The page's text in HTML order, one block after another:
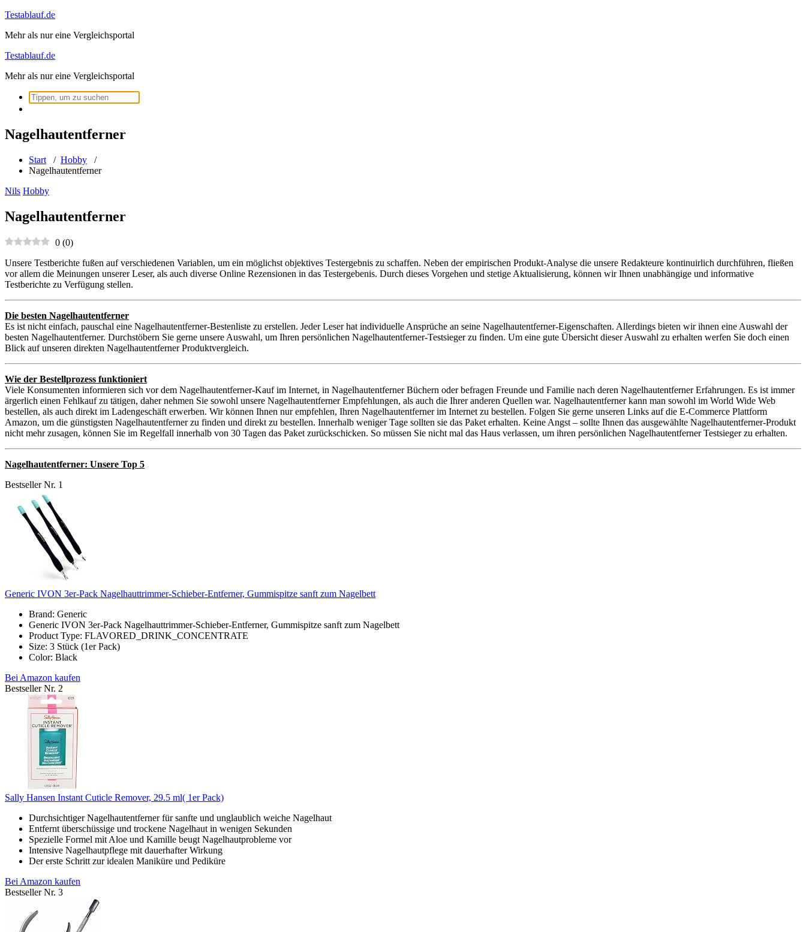
Zum
springen
Testablauf.de
Mehr als nur eine Vergleichsportal
Testablauf.de
Mehr als nur eine Vergleichsportal
Suchen
nach:
Nagelhautentferner
Start / Hobby /
Nagelhautentferner
Nils Hobby
Nagelhautentferner
0 (0)
Unsere Testberichte fußen auf verschiedenen Variablen, um ein möglichst objektives Testergebnis zu schaffen. Neben der empirischen Produkt-Analyse die unsere Redakteure kontinuirlich durchführen, fließen
vor allem die Meinungen unserer Leser, als auch diverse Online Rezensionen in das Testergebenis. Durch dieses Vorgehen und stetige Aktualisierung, können wir Ihnen unabhängige und informative
Testberichte zu Verfügung stellen.
Die besten Nagelhautentferner
Es ist nicht einfach, pauschal eine Nagelhautentferner-Bestenliste zu erstellen. Jeder Leser hat individuelle Ansprüche an seine Nagelhautentferner-Eigenschaften. Allerdings bieten wir ihnen eine Auswahl der
besten Nagelhautentferner. Durchstöbern Sie gerne unsere Auswahl, um Ihren persönlichen Nagelhautentferner-Testsieger zu finden. Um eine gute Übersicht dieser Auswahl zu erhalten werfen Sie doch einen
Blick auf unseren direkten Nagelhautentferner Produktvergleich.
Wie der Bestellprozess funktioniert
Viele Konsumenten informieren sich vor dem Nagelhautentferner-Kauf im Internet, in Nagelhautentferner Büchern oder befragen Freunde und Familie nach deren Nagelhautentferner Erfahrungen. Es ist immer
ärgerlich einen Fehlkauf zu tätigen, daher nehmen Sie sowohl unsere Nagelhautentferner Empfehlungen, als auch die Ihrer anderen Quellen war. Nagelhautentferner kann man sowohl im World Wide Web
bestellen, als auch direkt im Ladengeschäft erwerben. Wir können Ihnen nur empfehlen, Ihren Nagelhautentferner im Internet zu bestellen. Folgen Sie gerne unseren Links auf die E-Commerce Plattform
Amazon, um die günstigsten Nagelhautentferner zu finden und direkt zu bestellen. Innerhalb weniger Tage sollten sie das Paket erhalten. Keine Angst – sollte Ihnen das ausgewählte Nagelhautentferner-Produkt
nicht mehr zusagen, können Sie im Regelfall innerhalb von 30 Tagen das Paket zurückschicken. So müssen Sie nicht mal das Haus verlassen, um ihren persönlichen Nagelhautentferner Testsieger zu erhalten.
Nagelhautentferner: Unsere Top 5
Bestseller Nr. 1
Generic IVON 3er-Pack Nagelhauttrimmer-Schieber-Entferner, Gummispitze sanft zum Nagelbett
Brand: Generic
Generic IVON 3er-Pack Nagelhauttrimmer-Schieber-Entferner, Gummispitze sanft zum Nagelbett
Product Type: FLAVORED_DRINK_CONCENTRATE
Size: 3 Stück (1er Pack)
Color: Black
Bei Amazon kaufen
Bestseller Nr. 2
Sally Hansen Instant Cuticle Remover, 29.5 ml( 1er Pack)
Durchsichtiger Nagelhautentferner für sanfte und unglaublich weiche Nagelhaut
Entfernt überschüssige und trockene Nagelhaut in wenigen Sekunden
Spezielle Formel mit Aloe und Kamille beugt Nagelhautprobleme vor
Intensive Nagelhautpflege mit dauerhafter Wirkung
Der erste Schritt zur idealen Maniküre und Pediküre
Bei Amazon kaufen
Bestseller Nr. 3